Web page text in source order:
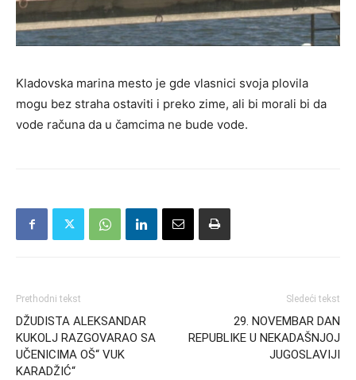
Kladovska marina mesto je gde vlasnici svoja plovila
mogu bez straha ostaviti i preko zime, ali bi morali bi da
vode računa da u čamcima ne bude vode.
Prethodni tekst
DŽUDISTA ALEKSANDAR
KUKOLJ RAZGOVARAO SA
UČENICIMA OŠ“ VUK
KARADŽIĆ“
Sledeći tekst
29. NOVEMBAR DAN
REPUBLIKE U NEKADAŠNJOJ
JUGOSLAVIJI